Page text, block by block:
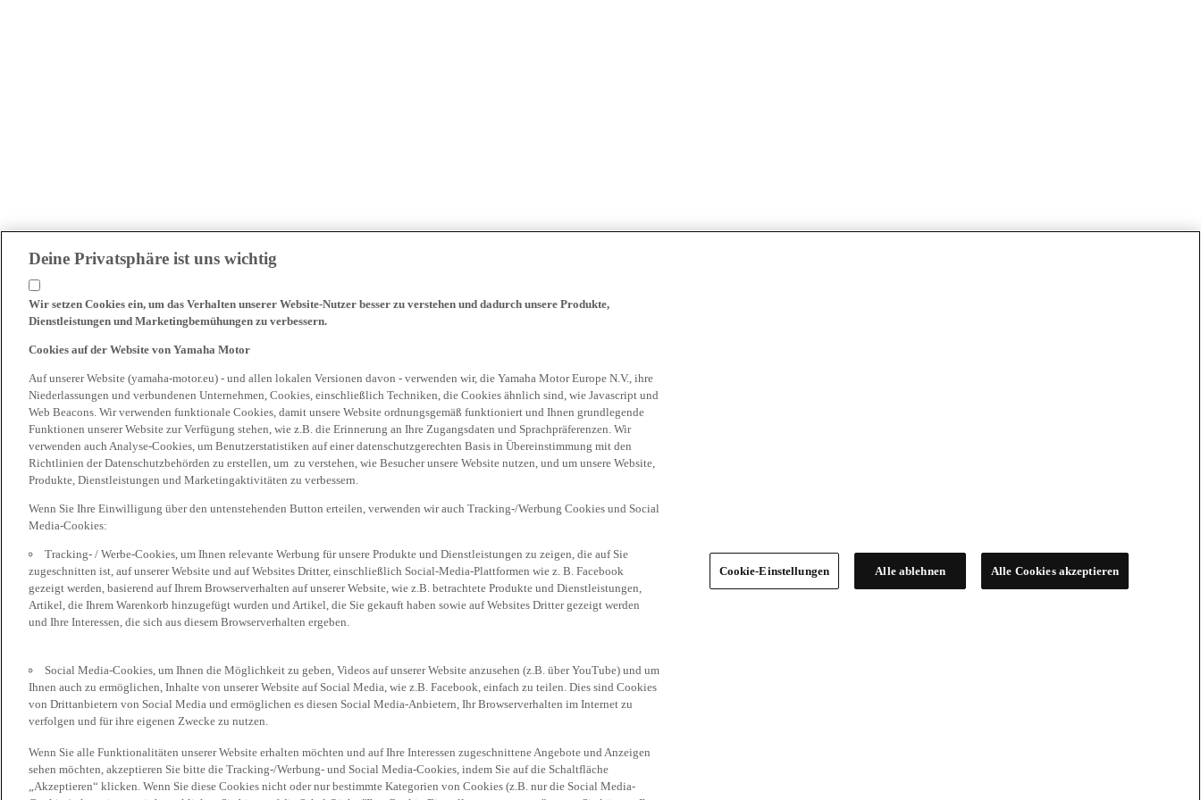
Deine Privatsphäre ist uns wichtig
Wir setzen Cookies ein, um das Verhalten unserer Website-Nutzer besser zu verstehen und dadurch unsere Produkte,
Dienstleistungen und Marketingbemühungen zu verbessern.
Cookies auf der Website von Yamaha Motor
Auf unserer Website (yamaha-motor.eu) - und allen lokalen Versionen davon - verwenden wir, die Yamaha Motor Europe N.V., ihre
Niederlassungen und verbundenen Unternehmen, Cookies, einschließlich Techniken, die Cookies ähnlich sind, wie Javascript und
Web Beacons. Wir verwenden funktionale Cookies, damit unsere Website ordnungsgemäß funktioniert und Ihnen grundlegende
Funktionen unserer Website zur Verfügung stehen, wie z.B. die Erinnerung an Ihre Zugangsdaten und Sprachpräferenzen. Wir
verwenden auch Analyse-Cookies, um Benutzerstatistiken auf einer datenschutzgerechten Basis in Übereinstimmung mit den
Richtlinien der Datenschutzbehörden zu erstellen, um zu verstehen, wie Besucher unsere Website nutzen, und um unsere Website,
Produkte, Dienstleistungen und Marketingaktivitäten zu verbessern.
Wenn Sie Ihre Einwilligung über den untenstehenden Button erteilen, verwenden wir auch Tracking-/Werbung Cookies und Social
Media-Cookies:
Tracking- / Werbe-Cookies, um Ihnen relevante Werbung für unsere Produkte und Dienstleistungen zu zeigen, die auf Sie
zugeschnitten ist, auf unserer Website und auf Websites Dritter, einschließlich Social-Media-Plattformen wie z. B. Facebook
gezeigt werden, basierend auf Ihrem Browserverhalten auf unserer Website, wie z.B. betrachtete Produkte und Dienstleistungen,
Artikel, die Ihrem Warenkorb hinzugefügt wurden und Artikel, die Sie gekauft haben sowie auf Websites Dritter gezeigt werden
und Ihre Interessen, die sich aus diesem Browserverhalten ergeben.
Social Media-Cookies, um Ihnen die Möglichkeit zu geben, Videos auf unserer Website anzusehen (z.B. über YouTube) und um
Ihnen auch zu ermöglichen, Inhalte von unserer Website auf Social Media, wie z.B. Facebook, einfach zu teilen. Dies sind Cookies
von Drittanbietern von Social Media und ermöglichen es diesen Social Media-Anbietern, Ihr Browserverhalten im Internet zu
verfolgen und für ihre eigenen Zwecke zu nutzen.
Wenn Sie alle Funktionalitäten unserer Website erhalten möchten und auf Ihre Interessen zugeschnittene Angebote und Anzeigen
sehen möchten, akzeptieren Sie bitte die Tracking-/Werbung- und Social Media-Cookies, indem Sie auf die Schaltfläche
„Akzeptieren“ klicken. Wenn Sie diese Cookies nicht oder nur bestimmte Kategorien von Cookies (z.B. nur die Social Media-
Cookie-Einstellungen Alle ablehnen Alle Cookies akzeptieren